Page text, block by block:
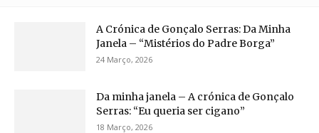
A Crónica de Gonçalo Serras: Da Minha
Janela – “Mistérios do Padre Borga”
24 Março, 2026
Da minha janela – A crónica de Gonçalo
Serras: “Eu queria ser cigano”
18 Março, 2026